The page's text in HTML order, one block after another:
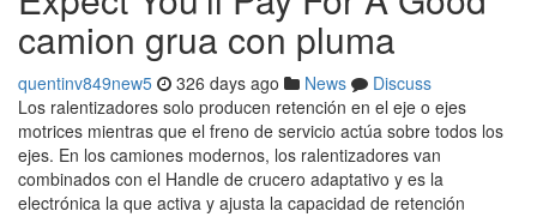
camion grua con pluma
quentinv849new5 326 days ago News
Discuss
Los ralentizadores solo producen retención en el eje o ejes
motrices mientras que el freno de servicio actúa sobre todos los
ejes. En los camiones modernos, los ralentizadores van
combinados con el Handle de crucero adaptativo y es la
electrónica la que activa y ajusta la capacidad de retención